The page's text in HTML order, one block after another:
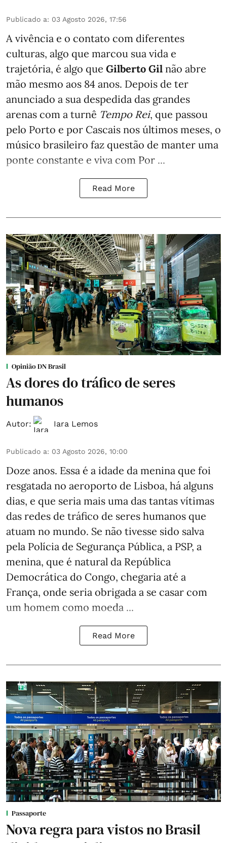
Publicado a: 03 Agosto 2026, 17:56
A vivência e o contato com diferentes
culturas, algo que marcou sua vida e
trajetória, é algo que Gilberto Gil não abre
mão mesmo aos 84 anos. Depois de ter
anunciado a sua despedida das grandes
arenas com a turnê Tempo Rei, que passou
pelo Porto e por Cascais nos últimos meses, o
músico brasileiro faz questão de manter uma
ponte constante e viva com Por ...
Read More
Opinião DN Brasil
As dores do tráfico de seres
humanos
Autor: Iara Lemos
Publicado a: 03 Agosto 2026, 10:00
Doze anos. Essa é a idade da menina que foi
resgatada no aeroporto de Lisboa, há alguns
dias, e que seria mais uma das tantas vítimas
das redes de tráfico de seres humanos que
atuam no mundo. Se não tivesse sido salva
pela Polícia de Segurança Pública, a PSP, a
menina, que é natural da República
Democrática do Congo, chegaria até a
França, onde seria obrigada a se casar com
um homem como moeda ...
Read More
Passaporte
Nova regra para vistos no Brasil